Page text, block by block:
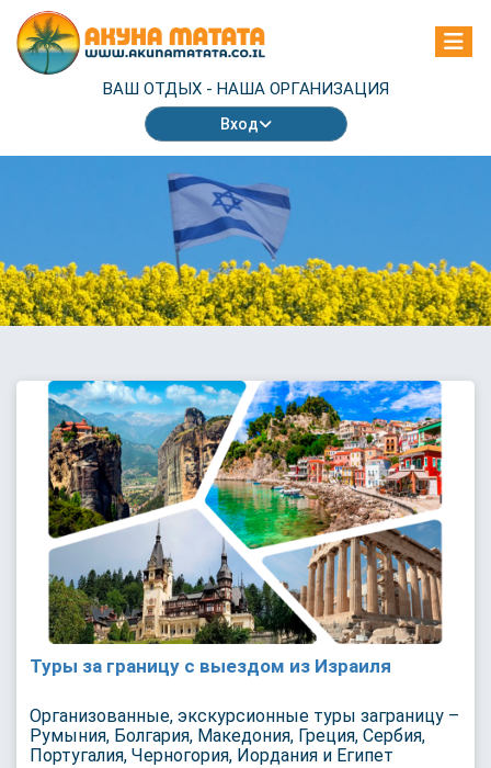
ВАШ ОТДЫХ - НАША ОРГАНИЗАЦИЯ
Вход
Туры за границу с выездом из Израиля
Организованные, экскурсионные туры заграницу –
Румыния, Болгария, Македония, Греция, Сербия,
Португалия, Черногория, Иордания и Египет